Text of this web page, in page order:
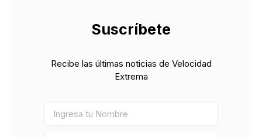
Suscríbete
Recibe las últimas noticias de Velocidad
Extrema